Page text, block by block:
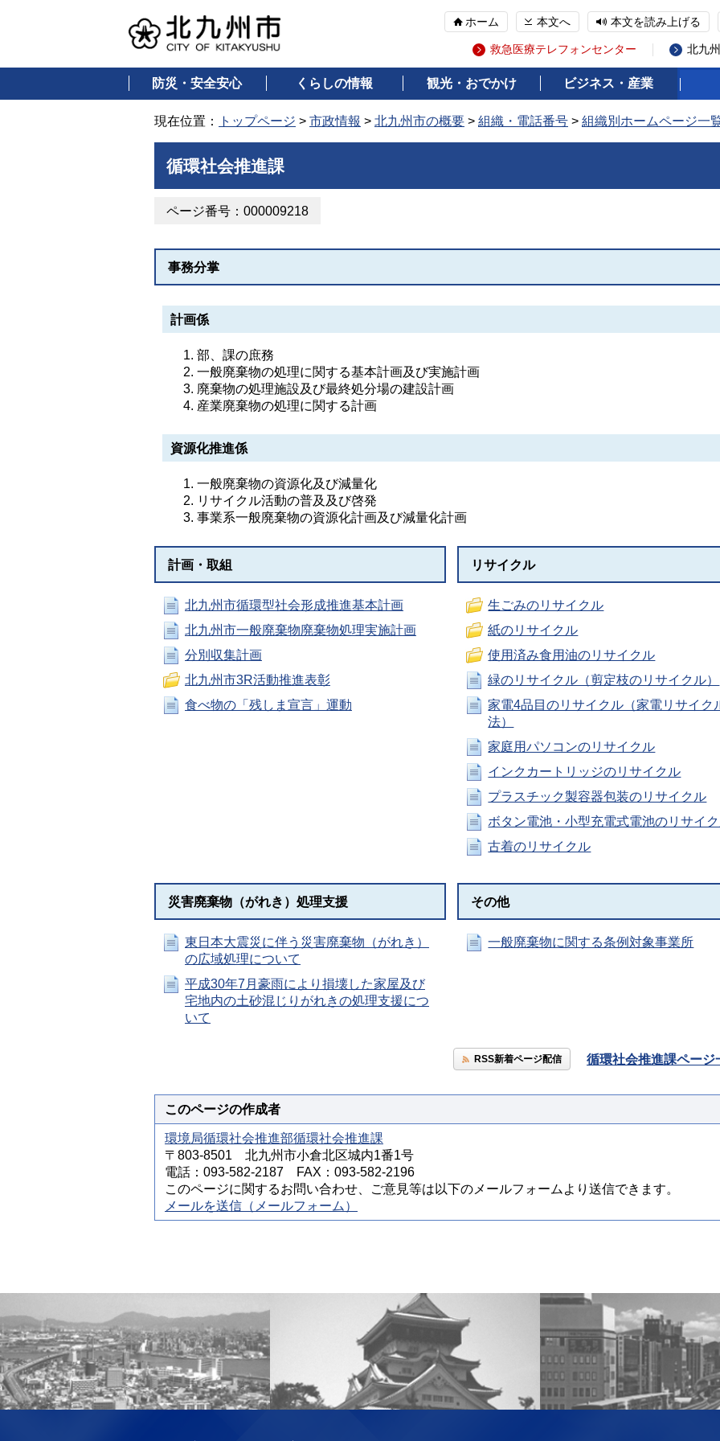
ホーム 本文へ 本文を読み上げる
救急医療テレフォンセンター 北九
防災・安全安心 くらしの情報 観光・おでかけ ビジネス・産業
現在位置： トップページ > 市政情報 > 北九州市の概要 > 組織・電話番号 > 組織別ホームページ一
循環社会推進課
ページ番号：000009218
事務分掌
計画係
部、課の庶務
一般廃棄物の処理に関する基本計画及び実施計画
廃棄物の処理施設及び最終処分場の建設計画
産業廃棄物の処理に関する計画
資源化推進係
一般廃棄物の資源化及び減量化
リサイクル活動の普及及び啓発
事業系一般廃棄物の資源化計画及び減量化計画
計画・取組
北九州市循環型社会形成推進基本計画
北九州市一般廃棄物廃棄物処理実施計画
分別収集計画
北九州市3R活動推進表彰
食べ物の「残しま宣言」運動
リサイクル
生ごみのリサイクル
紙のリサイクル
使用済み食用油のリサイクル
緑のリサイクル（剪定枝のリサイクル）
家電4品目のリサイクル（家電リサイク
法）
家庭用パソコンのリサイクル
インクカートリッジのリサイクル
プラスチック製容器包装のリサイクル
ボタン電池・小型充電式電池のリサイ
古着のリサイクル
災害廃棄物（がれき）処理支援
東日本大震災に伴う災害廃棄物（がれき）
の広域処理について
平成30年7月豪雨により損壊した家屋及び
宅地内の土砂混じりがれきの処理支援につ
いて
その他
一般廃棄物に関する条例対象事業所
RSS新着ページ配信 循環社会推進課ページ
このページの作成者
環境局循環社会推進部循環社会推進課
〒803-8501 北九州市小倉北区城内1番1号
電話：093-582-2187 FAX：093-582-2196
このページに関するお問い合わせ、ご意見等は以下のメールフォームより送信できます。
メールを送信（メールフォーム）